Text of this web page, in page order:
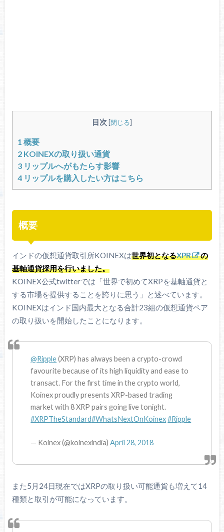
目次 [閉じる]
1 概要
2KOINEXの取り扱い通貨
3リップルへがもたらす影響
4リップルを購入したい方はこちら
概要
インドの仮想通貨取引所KOINEXは世界初となるXPR
の
基軸通貨採用を行いました。
KOINEX公式twitterでは「世界で初めてXRPを基軸通貨と
する市場を提供することを誇りに思う」と述べています。
KOINEXはインド国内最大となる合計23組の仮想通貨ペア
の取り扱いを開始したことになります。
@Ripple(XRP) has always been a crypto-crowd
favourite because of its high liquidity and ease to
transact. For the first time in the crypto world,
Koinex proudly presents XRP-based trading
market with 8 XRP pairs going live tonight.
#XRPTheStandard#WhatsNextOnKoinex#Ripple
— Koinex (@koinexindia)April 28, 2018
また5月24日現在ではXRPの取り扱い可能通貨も増えて14
種類と取引が可能になっています。